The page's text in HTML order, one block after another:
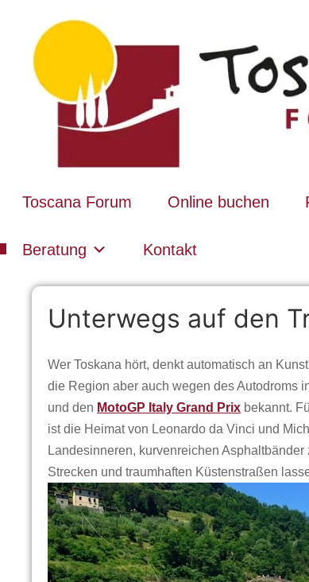
Toscana Forum Online buchen
Beratung Kontakt
Unterwegs auf den
Wer Toskana hört, denkt automatisch an
die Region aber auch wegen des Autodroms
und den MotoGP Italy Grand Prix bekannt.
ist die Heimat von Leonardo da Vinci und
Landesinneren, kurvenreichen
Strecken und traumhaften Küstenstraßen